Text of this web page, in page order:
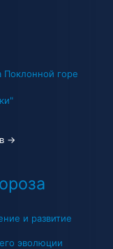
Поклонной горе
→
и развитие
эволюции